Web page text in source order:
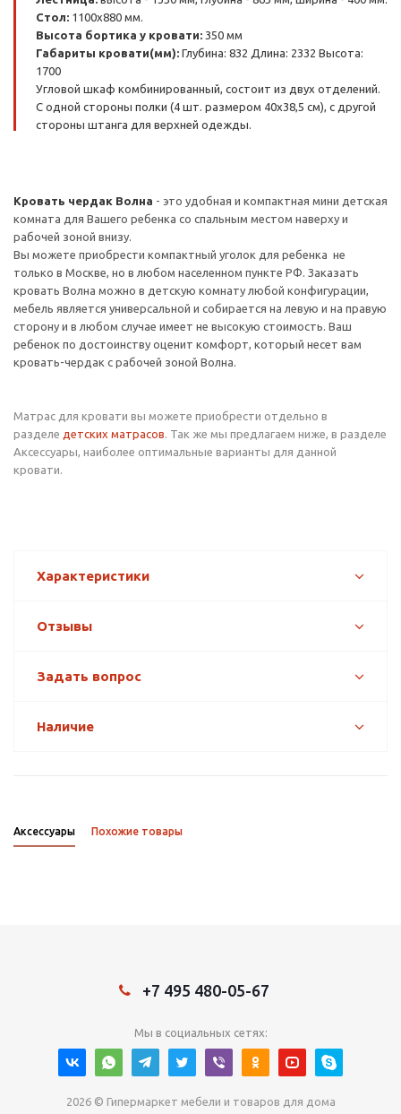
Стол: 1100х880 мм.
Высота бортика у кровати: 350 мм
Габариты кровати(мм): Глубина: 832 Длина: 2332 Высота:
1700
Угловой шкаф комбинированный, состоит из двух отделений.
С одной стороны полки (4 шт. размером 40х38,5 см), с другой
стороны штанга для верхней одежды.
Кровать чердак Волна - это удобная и компактная мини детская
комната для Вашего ребенка со спальным местом наверху и
рабочей зоной внизу.
Вы можете приобрести компактный уголок для ребенка не
только в Москве, но в любом населенном пункте РФ. Заказать
кровать Волна можно в детскую комнату любой конфигурации,
мебель является универсальной и собирается на левую и на правую
сторону и в любом случае имеет не высокую стоимость. Ваш
ребенок по достоинству оценит комфорт, который несет вам
кровать-чердак с рабочей зоной Волна.
Матрас для кровати вы можете приобрести отдельно в
разделе детских матрасов. Так же мы предлагаем ниже, в разделе
Аксессуары, наиболее оптимальные варианты для данной
кровати.
Характеристики
Отзывы
Задать вопрос
Наличие
Аксессуары Похожие товары
+7 495 480-05-67
Мы в социальных сетях:
2026 © Гипермаркет мебели и товаров для дома